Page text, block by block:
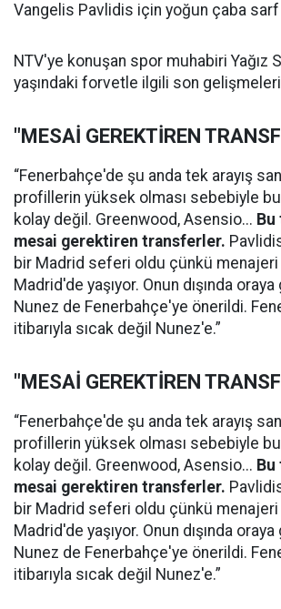
Vangelis Pavlidis için yoğun çaba sarf
NTV'ye konuşan spor muhabiri Yağız
yaşındaki forvetle ilgili son gelişmeleri
"MESAİ GEREKTİREN
“Fenerbahçe'de şu anda tek arayış
profillerin yüksek olması sebebiyle
kolay değil. Greenwood, Asensio...
mesai gerektiren transferler.
bir Madrid seferi oldu çünkü menajeri
Madrid'de yaşıyor. Onun dışında
Nunez de Fenerbahçe'ye önerildi.
itibarıyla sıcak değil Nunez'e.”
"MESAİ GEREKTİREN
“Fenerbahçe'de şu anda tek arayış
profillerin yüksek olması sebebiyle
kolay değil. Greenwood, Asensio...
mesai gerektiren transferler.
bir Madrid seferi oldu çünkü menajeri
Madrid'de yaşıyor. Onun dışında
Nunez de Fenerbahçe'ye önerildi.
itibarıyla sıcak değil Nunez'e.”